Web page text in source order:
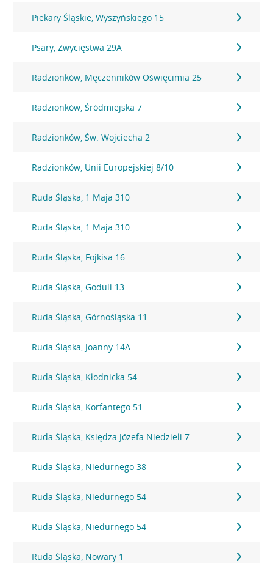
Piekary Śląskie, Wyszyńskiego 15
Psary, Zwycięstwa 29A
Radzionków, Męczenników Oświęcimia 25
Radzionków, Śródmiejska 7
Radzionków, Św. Wojciecha 2
Radzionków, Unii Europejskiej 8/10
Ruda Śląska, 1 Maja 310
Ruda Śląska, 1 Maja 310
Ruda Śląska, Fojkisa 16
Ruda Śląska, Goduli 13
Ruda Śląska, Górnośląska 11
Ruda Śląska, Joanny 14A
Ruda Śląska, Kłodnicka 54
Ruda Śląska, Korfantego 51
Ruda Śląska, Księdza Józefa Niedzieli 7
Ruda Śląska, Niedurnego 38
Ruda Śląska, Niedurnego 54
Ruda Śląska, Niedurnego 54
Ruda Śląska, Nowary 1